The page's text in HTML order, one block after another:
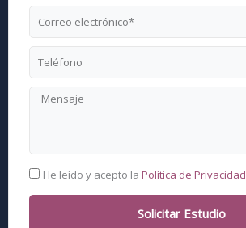
Correo
electrónico
Teléfono
Mensaje
RGPD
He leído y acepto la Política de Privacidad
Solicitar Estudio